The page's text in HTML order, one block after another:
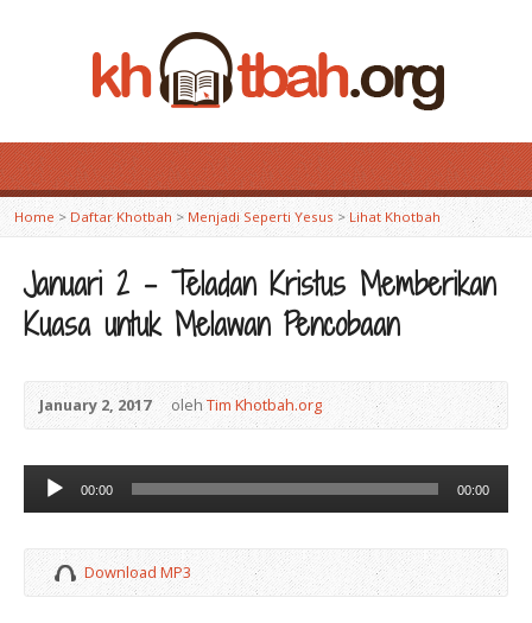
Home > Daftar Khotbah >Menjadi Seperti Yesus>Lihat Khotbah
Januari 2 – Teladan Kristus Memberikan
Kuasa untuk Melawan Pencobaan
January 2, 2017 olehTim Khotbah.org
Audio
Player
00:00 00:00
Download MP3